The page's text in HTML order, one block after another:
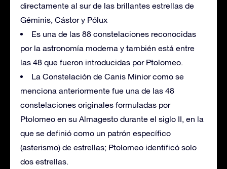
directamente al sur de las brillantes estrellas de
Géminis, Cástor y Pólux
Es una de las 88 constelaciones reconocidas
por la astronomía moderna y también está entre
las 48 que fueron introducidas por Ptolomeo.
La Constelación de Canis Minior como se
menciona anteriormente fue una de las 48
constelaciones originales formuladas por
Ptolomeo en su Almagesto durante el siglo II, en la
que se definió como un patrón específico
(asterismo) de estrellas; Ptolomeo identificó solo
dos estrellas.